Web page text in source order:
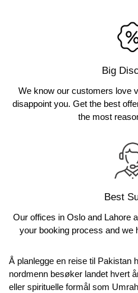
Big
We know our customers love
disappoint you. Get the best
the most
Best
Our offices in Oslo and Lahore
your booking process and we
Å planlegge en reise til Pakistan
nordmenn besøker landet hvert
eller spirituelle formål som